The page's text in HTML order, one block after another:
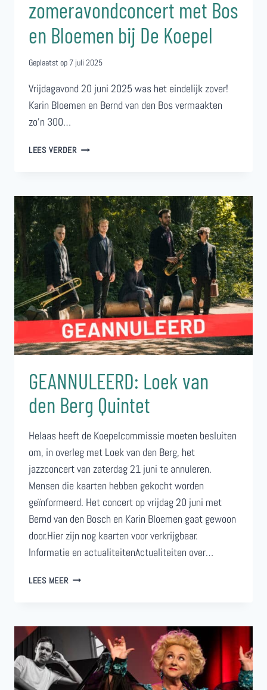
zomeravondconcert met Bos
en Bloemen bij De Koepel
Geplaatst op 7 juli 2025
Vrijdagavond 20 juni 2025 was het eindelijk zover!
Karin Bloemen en Bernd van den Bos vermaakten
zo’n 300…
LEES VERDERSFEERVOL
EN
BLOEMEN
BIJ
DE
KOEPEL
GEANNULEERD: Loek van
den Berg Quintet
Helaas heeft de Koepelcommissie moeten besluiten
om, in overleg met Loek van den Berg, het
jazzconcert van zaterdag 21 juni te annuleren.
Mensen die kaarten hebben gekocht worden
geïnformeerd. Het concert op vrijdag 20 juni met
Bernd van den Bosch en Karin Bloemen gaat gewoon
door.Hier zijn nog kaarten voor verkrijgbaar.
Informatie en actualiteitenActualiteiten over…
LEES MEERGEANNULEERD:
QUINTET